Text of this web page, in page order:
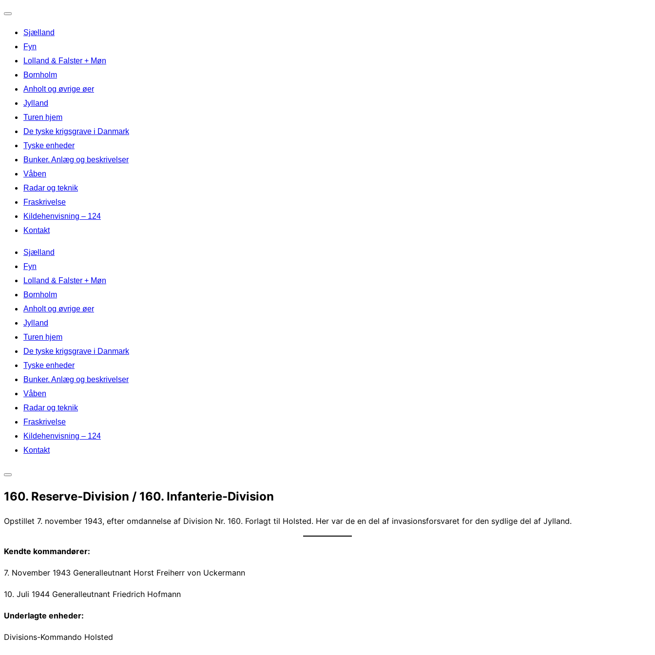
navigation
til/fra
Sjælland
Fyn
Lolland & Falster + Møn
Bornholm
Anholt og øvrige øer
Jylland
Turen hjem
De tyske krigsgrave i Danmark
Tyske enheder
Bunker. Anlæg og beskrivelser
Våben
Radar og teknik
Fraskrivelse
Kildehenvisning – 124
Kontakt
Videre
indhold
Sjælland
Fyn
Lolland & Falster + Møn
Bornholm
Anholt og øvrige øer
Jylland
Turen hjem
De tyske krigsgrave i Danmark
Tyske enheder
Bunker. Anlæg og beskrivelser
Våben
Radar og teknik
Fraskrivelse
Kildehenvisning – 124
Kontakt
navigation
sidekolonne
160. Reserve-Division / 160. Infanterie-Division
Opstillet 7. november 1943, efter omdannelse af Division Nr. 160. Forlagt til Holsted. Her var de en del af invasionsforsvaret for den sydlige del af Jylland.
Kendte kommandører:
7. November 1943 Generalleutnant Horst Freiherr von Uckermann
10. Juli 1944 Generalleutnant Friedrich Hofmann
Underlagte enheder:
Divisions-Kommando Holsted